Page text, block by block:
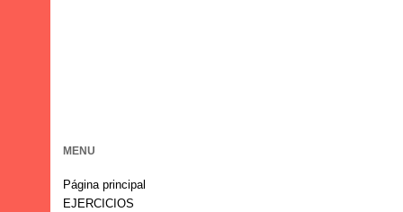
MENU
Página principal
EJERCICIOS